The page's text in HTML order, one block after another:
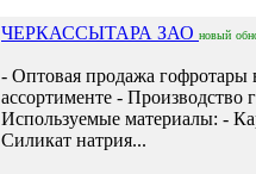
ЧЕРКАССЫТАРА ЗАО новый
- Оптовая продажа гофротары
ассортименте - Производство
Используемые материалы: -
Силикат натрия...